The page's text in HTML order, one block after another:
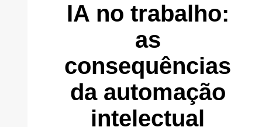
IA no trabalho:
as
consequências
da automação
intelectual